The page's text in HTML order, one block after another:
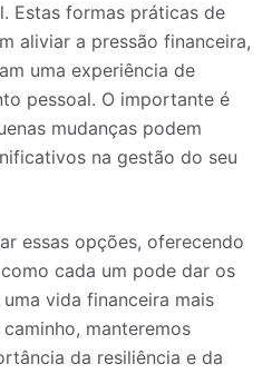
Estas formas práticas de
aliviar a pressão financeira,
uma experiência de
pessoal. O importante é
mudanças podem
na gestão do seu
essas opções, oferecendo
cada um pode dar os
vida financeira mais
manteremos
da resiliência e da